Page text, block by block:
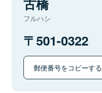
古橋
フルハシ
501-0322
郵便番号をコピーする